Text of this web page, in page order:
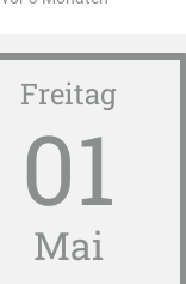
Freitag
01
Mai